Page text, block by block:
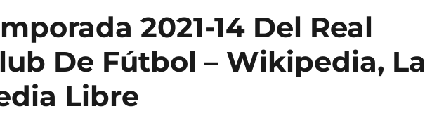
2021-14 Del Real
De Fútbol – Wikipedia, La
Libre